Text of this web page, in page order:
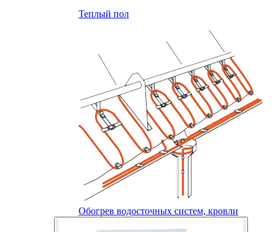
Теплый пол
Обогрев водосточных систем, кровли